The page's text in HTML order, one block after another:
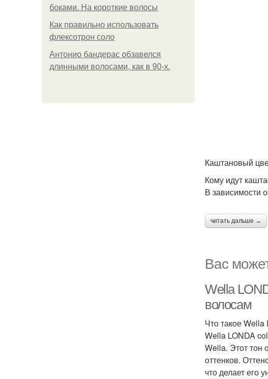
боками. На короткие волосы
Как правильно использовать
флексотрон соло
Антонио бандерас обзавелся
длинными волосами, как в 90-х.
Каштановый
Кому идут
В зависимости
читать дальше →
Вас
Wella
волосам
Что такое
Wella LONDA
Wella. Этот тон
оттенков.
что делает его